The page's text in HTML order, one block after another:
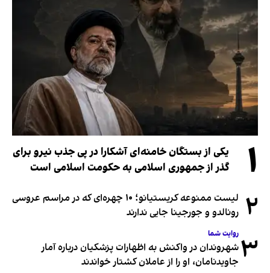
۱
یکی از بستگان خامنه‌ای آشکارا در پی جذب نیرو برای
گذر از جمهوری اسلامی به حکومت اسلامی است
۲
لیست ممنوعه کریستیانو؛ ۱۰ چهره‌ای که در مراسم عروسی
رونالدو و جورجینا جایی ندارند
۳ روایت شما
شهروندان در واکنش به اظهارات پزشکیان درباره آمار
جاویدنامان، او را از عاملان کشتار خواندند